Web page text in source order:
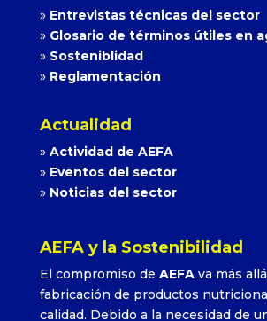
» Entrevistas técnicas del sector
» Glosario de términos útiles en
» Sosteniblidad
» Reglamentación
Actualidad
» Actividad de AEFA
» Eventos del sector
» Noticias del sector
AEFA y la Sostenibilidad
El compromiso de AEFAva más
fabricación de productos
calidad. Debido a la necesidad de